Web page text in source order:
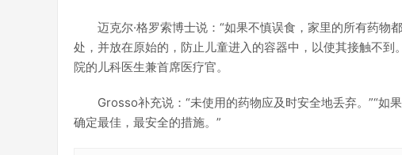
迈克尔·格罗索博士说：“如果不慎误食，家里的所有药
处，并放在原始的，防止儿童进入的容器中，以使其接触不
院的儿科医生兼首席医疗官。
Grosso补充说：“未使用的药物应及时安全地丢弃。”“如
确定最佳，最安全的措施。”